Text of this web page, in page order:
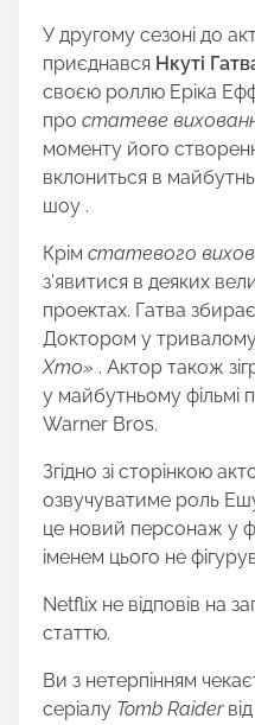
У другому сезоні до
приєднався Нкуті
своєю роллю Еріка
про статеве
моменту його
вклониться в
шоу .
Крім статевого
з’явитися в деяких
проектах. Гатва
Доктором у тривалому
Хто» . Актор також
у майбутньому фільмі
Warner Bros.
Згідно зі сторінкою
озвучуватиме роль
це новий персонаж у
іменем цього не
Netflix не відповів на
статтю.
Ви з нетерпінням
серіалу Tomb Raider